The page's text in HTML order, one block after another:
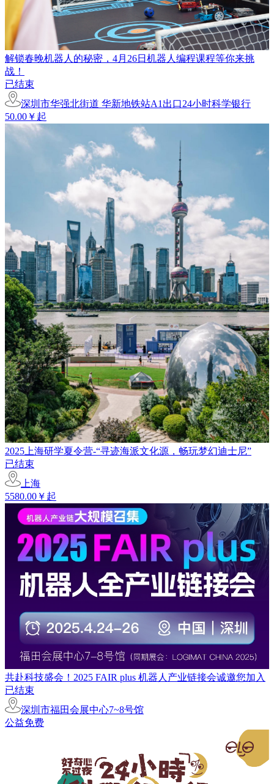
解锁春晚机器人的秘密，4月26日机器人编程课程等你来挑
战！
已结束
深圳市华强北街道 华新地铁站A1出口24小时科学银行
50.00￥起
2025上海研学夏令营-“寻迹海派文化源，畅玩梦幻迪士尼”
已结束
上海
5580.00￥起
共赴科技盛会！2025 FAIR plus 机器人产业链接会诚邀您加入
已结束
深圳市福田会展中心7~8号馆
公益免费